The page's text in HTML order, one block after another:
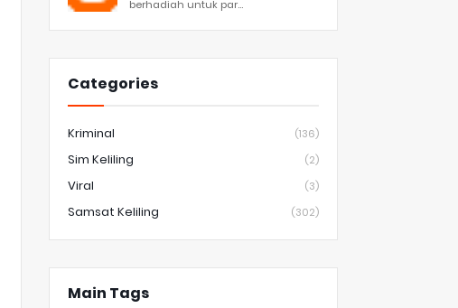
berhadiah untuk par...
Categories
Kriminal (136)
Sim Keliling (2)
Viral (3)
Samsat Keliling (302)
Main Tags